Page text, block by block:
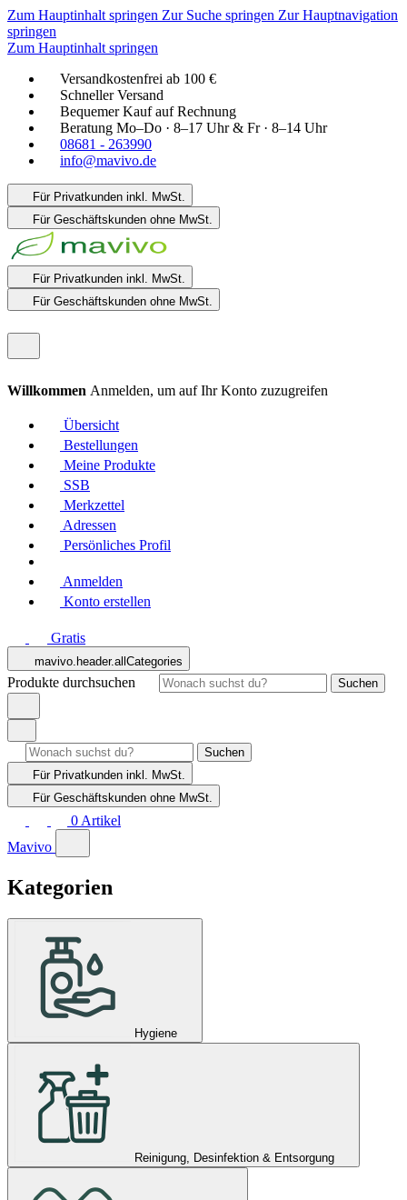
Zum Hauptinhalt springen Zur Suche springen Zur Hauptnavigation
springen
Zum Hauptinhalt springen
Versandkostenfrei ab 100 €
Schneller Versand
Bequemer Kauf auf Rechnung
Beratung Mo–Do · 8–17 Uhr & Fr · 8–14 Uhr
08681 - 263990
info@mavivo.de
Für Privatkunden inkl. MwSt.
Für Geschäftskunden ohne MwSt.
Für Privatkunden inkl. MwSt.
Für Geschäftskunden ohne MwSt.
Willkommen Anmelden, um auf Ihr Konto zuzugreifen
Übersicht
Bestellungen
Meine Produkte
SSB
Merkzettel
Adressen
Persönliches Profil
Anmelden
Konto erstellen
Gratis
mavivo.header.allCategories
Produkte durchsuchen Suchen
Suchen
Für Privatkunden inkl. MwSt.
Für Geschäftskunden ohne MwSt.
0 Artikel
Mavivo
Kategorien
Hygiene
Reinigung, Desinfektion & Entsorgung